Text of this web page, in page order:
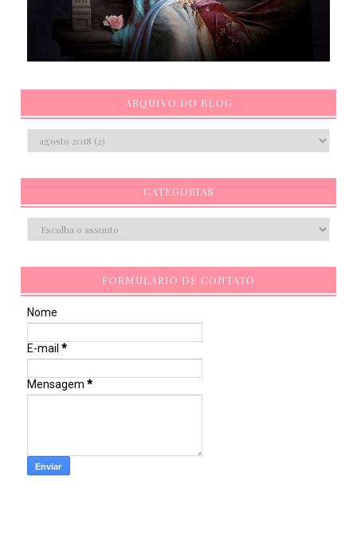
ARQUIVO DO BLOG
CATEGORIAS
FORMULÁRIO DE CONTATO
Nome
E-mail *
Mensagem *